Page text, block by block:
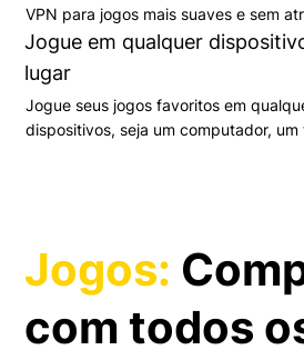
VPN para jogos mais suaves e sem
Jogue em qualquer
lugar
Jogue seus jogos favoritos em
dispositivos, seja um computador, um
Jogos:
com todos